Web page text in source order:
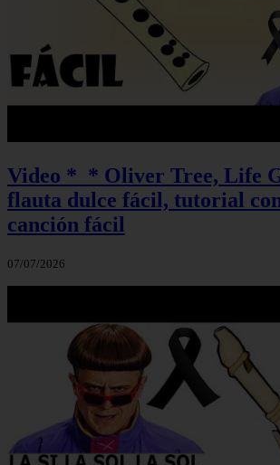
Video *_* Oliver Tree, Life
flauta dulce fácil, tutorial
canción fácil
07/07/2026